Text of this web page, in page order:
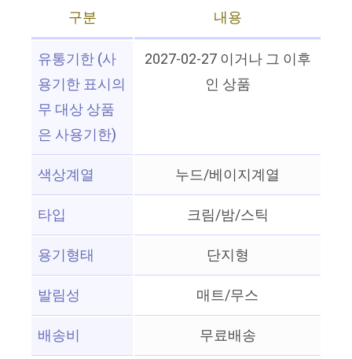
구분
내용
유통기한 (사
용기한 표시의
무 대상 상품
은 사용기한)
2027-02-27 이거나 그 이후
인 상품
색상계열
누드/베이지계열
타입
크림/밤/스틱
용기형태
단지형
발림성
매트/무스
배송비
무료배송